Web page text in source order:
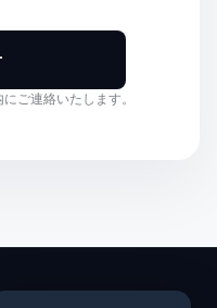
ご連絡いたします。